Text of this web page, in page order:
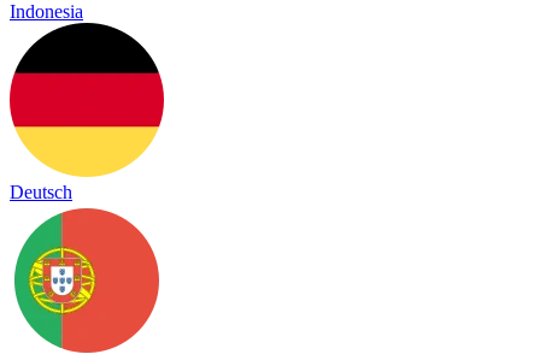
Indonesia
Deutsch